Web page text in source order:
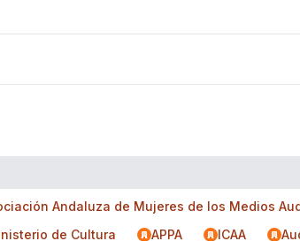
Andaluza de Mujeres de los Medios
de Cultura APPA ICAA